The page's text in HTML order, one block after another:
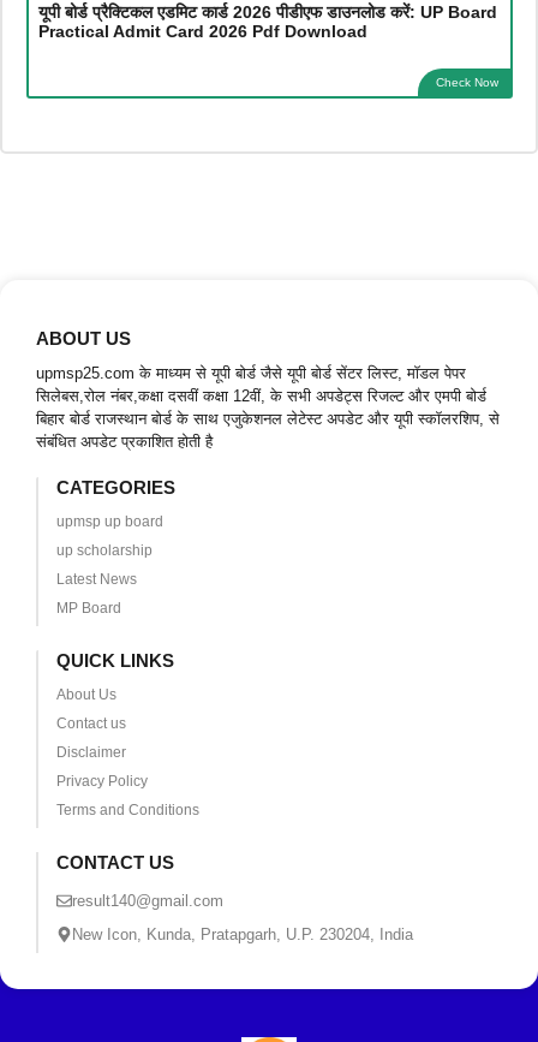
यूपी बोर्ड प्रैक्टिकल एडमिट कार्ड 2026 पीडीएफ डाउनलोड करें: UP Board
Practical Admit Card 2026 Pdf Download
Check Now
ABOUT US
upmsp25.com के माध्यम से यूपी बोर्ड जैसे यूपी बोर्ड सेंटर लिस्ट, मॉडल पेपर
सिलेबस,रोल नंबर,कक्षा दसवीं कक्षा 12वीं, के सभी अपडेट्स रिजल्ट और एमपी बोर्ड
बिहार बोर्ड राजस्थान बोर्ड के साथ एजुकेशनल लेटेस्ट अपडेट और यूपी स्कॉलरशिप, से
संबंधित अपडेट प्रकाशित होती है
CATEGORIES
upmsp up board
up scholarship
Latest News
MP Board
QUICK LINKS
About Us
Contact us
Disclaimer
Privacy Policy
Terms and Conditions
CONTACT US
result140@gmail.com
New Icon, Kunda, Pratapgarh, U.P. 230204, India